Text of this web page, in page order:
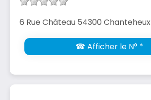
6 Rue Château 54300 Chanteheux
☎ Afficher le N° *